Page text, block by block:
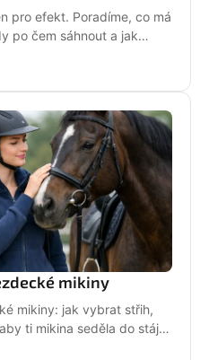
pro efekt. Poradíme, co má
po čem sáhnout a jak
mikiny
mikiny: jak vybrat střih,
ti mikina seděla do stáje,